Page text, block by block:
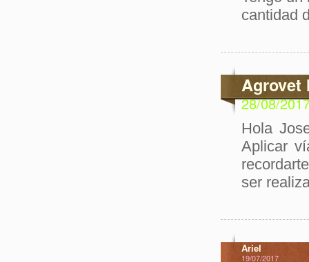
cantidad
Agrovet
28/08/
Hola
Aplicar
ser
Ariel
19/07/2017